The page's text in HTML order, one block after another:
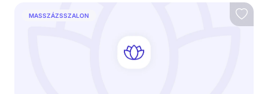
MASSZÁZSSZALON